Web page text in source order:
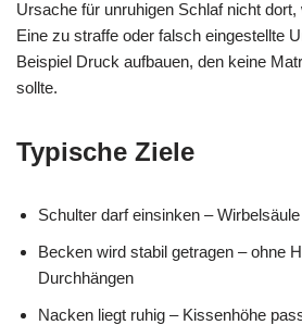
Ursache für unruhigen Schlaf nicht
Eine zu straffe oder falsch eingestellte
Beispiel Druck aufbauen, den keine
sollte.
Typische Ziele
Schulter darf einsinken –
Becken wird stabil getragen – ohne
Durchhängen
Nacken liegt ruhig – Kissenhöhe